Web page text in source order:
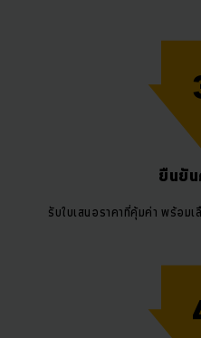
ยืนยัน
รับใบเสนอราคาที่คุ้มค่า พร้อมเ